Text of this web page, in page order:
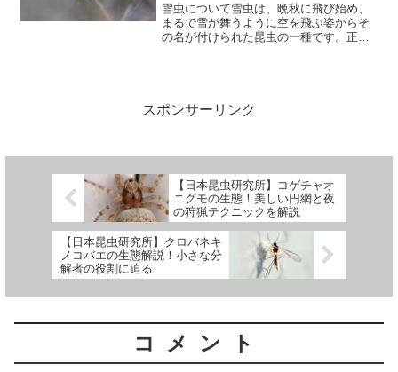
雪虫について雪虫は、晩秋に飛び始め、
まるで雪が舞うように空を飛ぶ姿からそ
の名が付けられた昆虫の一種です。正確
スポンサーリンク
【日本昆虫研究所】コゲチャオ
ニグモの生態！美しい円網と夜
の狩猟テクニックを解説
【日本昆虫研究所】クロバネキ
ノコバエの生態解説！小さな分
解者の役割に迫る
コメント